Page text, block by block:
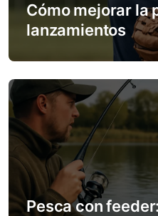
Cómo mejorar la
lanzamientos
Pesca con